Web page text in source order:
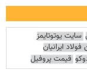
سایت یوتوتایمز
ایرانیان
قیمت پروفیل